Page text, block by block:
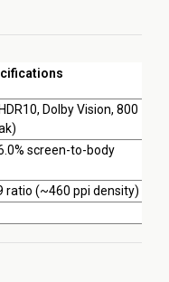
Dolby Vision, 800
screen-to-body
ratio (~460 ppi density)